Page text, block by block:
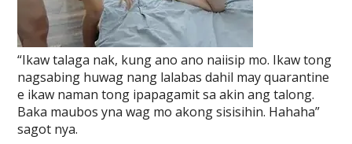
“Ikaw talaga nak, kung ano ano naiisip mo. Ikaw tong
nagsabing huwag nang lalabas dahil may quarantine
e ikaw naman tong ipapagamit sa akin ang talong.
Baka maubos yna wag mo akong sisisihin. Hahaha”
sagot nya.